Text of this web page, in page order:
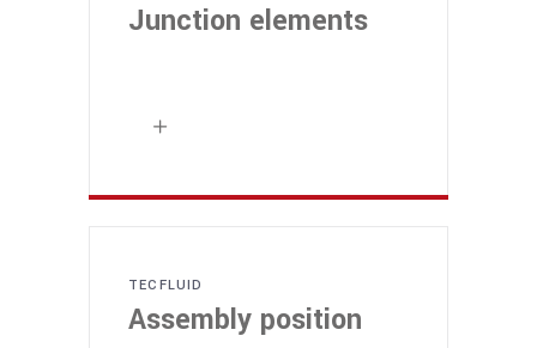
Junction elements
TECFLUID
Assembly position